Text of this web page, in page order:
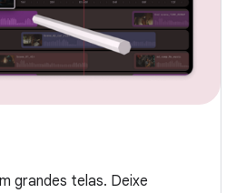
grandes telas. Deixe